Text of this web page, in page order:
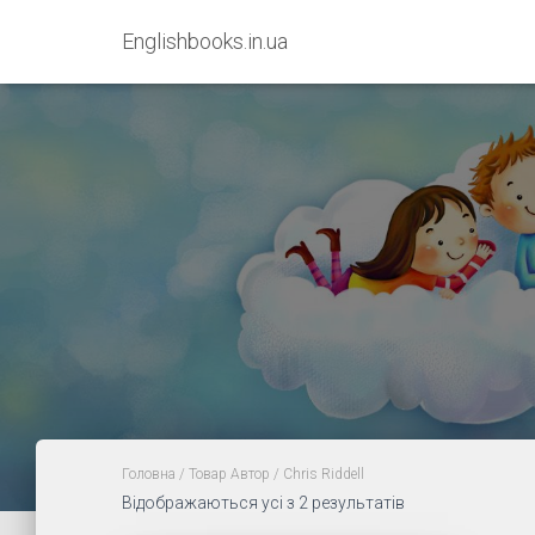
Englishbooks.in.ua
Головна / Товар Автор / Chris Riddell
Відображаються усі з 2 результатів